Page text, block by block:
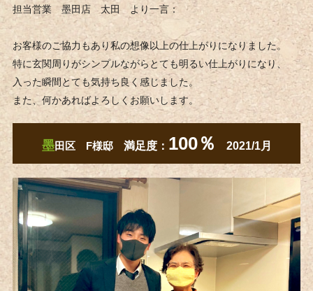
担当営業 墨田店 太田 より一言：
お客様のご協力もあり私の想像以上の仕上がりになりました。
特に玄関周りがシンプルながらとても明るい仕上がりになり、
入った瞬間とても気持ち良く感じました。
また、何かあればよろしくお願いします。
墨田区 F様邸 満足度： 100％ 2021/1月